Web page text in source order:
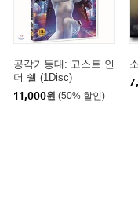
공각기동대: 고스트 인
더 쉘 (1Disc)
11,000원 (50% 할인)